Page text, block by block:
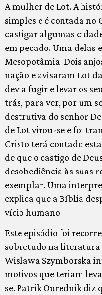
A mulher de Lot. A
simples e é contada no
castigar algumas
em pecado. Uma delas
Mesopotâmia. Dois
nação e avisaram Lot
devia fugir e levar os
trás, para ver, por um
destrutiva do senhor
de Lot virou-se e foi
Cristo terá contado
de que o castigo de
desobediência às suas
exemplar. Uma
explica que a Bíblia
vício humano.
Este episódio foi
sobretudo na
Wislawa Szymborska
motivos que teriam
se. Patrik Ourednik diz